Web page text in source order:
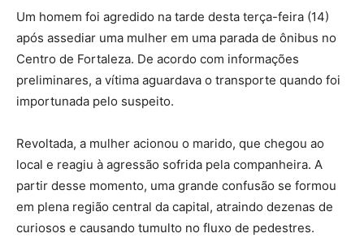
Um homem foi agredido na tarde desta terça-feira (14)
após assediar uma mulher em uma parada de ônibus no
Centro de Fortaleza. De acordo com informações
preliminares, a vítima aguardava o transporte quando foi
importunada pelo suspeito.
Revoltada, a mulher acionou o marido, que chegou ao
local e reagiu à agressão sofrida pela companheira. A
partir desse momento, uma grande confusão se formou
em plena região central da capital, atraindo dezenas de
curiosos e causando tumulto no fluxo de pedestres.